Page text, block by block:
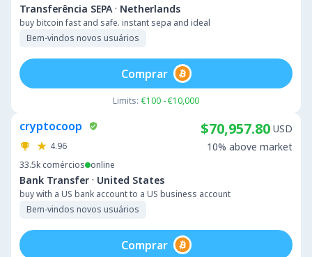
Transferência SEPA · Netherlands
buy bitcoin fast and safe. instant sepa and ideal
Bem-vindos novos usuários
Limits: €100 - €10,000
Comprar
cryptocoop
4.96
33.5k comércios online
Bank Transfer · United States
buy with a US bank account to a US business account
Bem-vindos novos usuários
$70,957.80 USD
10% above market
Comprar